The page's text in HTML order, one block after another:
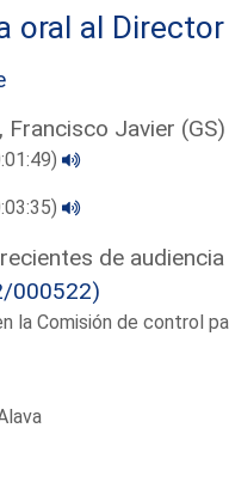
oral al
Francisco Javier (GS)
de
000522)
la Comisión de control